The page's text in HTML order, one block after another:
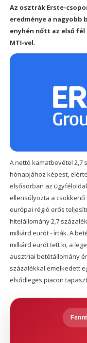
Az osztrák Erste-
eredménye a nagyobb
enyhén nőtt az első
MTI-vel.
A nettó kamatbevétel 2,7
hónapjához képest,
elsősorban az
ellensúlyozta a
európai régió erős
hitelállomány 2,7
milliárd eurót - írták. A
milliárd eurót tett ki, a
ausztriai betétállomány
százalékkal emelkedett
elsődleges piacon